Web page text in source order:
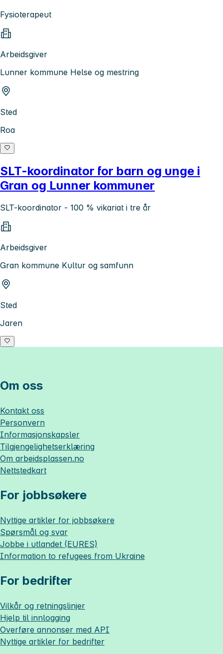
Fysioterapeut
Arbeidsgiver
Lunner kommune Helse og mestring
Sted
Roa
SLT-koordinator for barn og unge i
Gran og Lunner kommuner
SLT-koordinator - 100 % vikariat i tre år
Arbeidsgiver
Gran kommune Kultur og samfunn
Sted
Jaren
Om oss
Kontakt oss
Personvern
Informasjonskapsler
Tilgjengelighetserklæring
Om arbeidsplassen.no
Nettstedkart
For jobbsøkere
Nyttige artikler for jobbsøkere
Spørsmål og svar
Jobbe i utlandet (EURES)
Information to refugees from Ukraine
For bedrifter
Vilkår og retningslinjer
Hjelp til innlogging
Overføre annonser med API
Nyttige artikler for bedrifter